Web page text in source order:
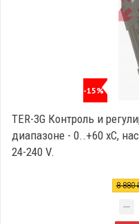
-15%
TER-3G Контроль и
диапазоне - 0..+60 xC,
24-240 V.
8 880